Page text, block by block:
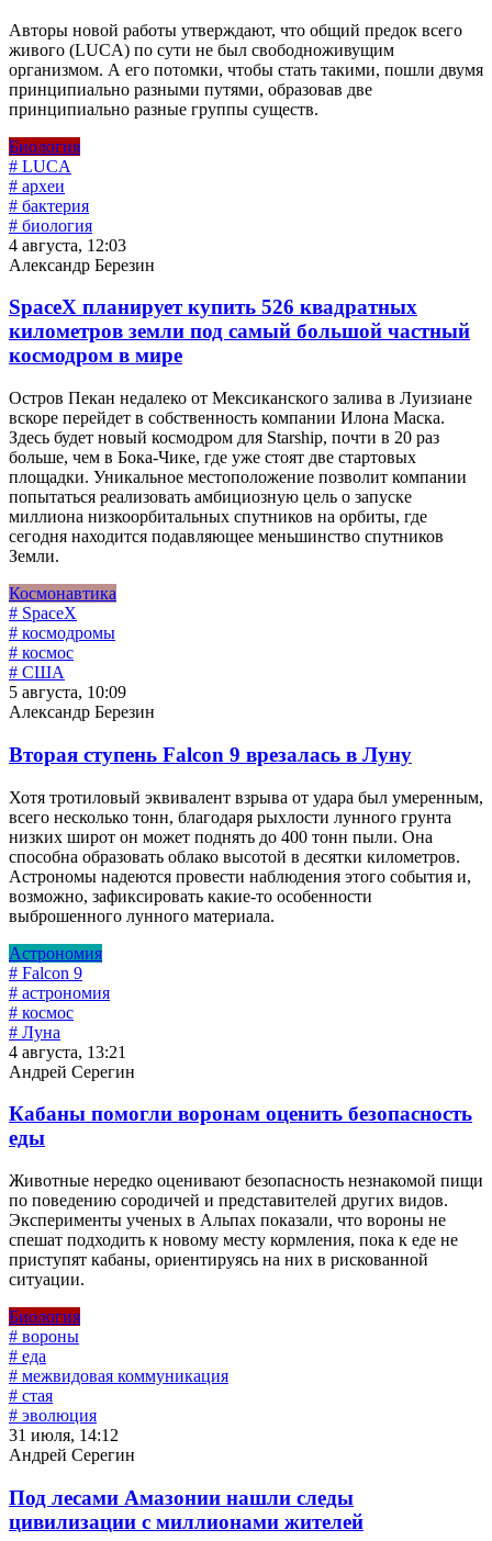
Авторы новой работы утверждают, что общий предок всего
живого (LUCA) по сути не был свободноживущим
организмом. А его потомки, чтобы стать такими, пошли двумя
принципиально разными путями, образовав две
принципиально разные группы существ.
Биология
# LUCA
# археи
# бактерия
# биология
4 августа, 12:03
Александр Березин
SpaceX планирует купить 526 квадратных
километров земли под самый большой частный
космодром в мире
Остров Пекан недалеко от Мексиканского залива в Луизиане
вскоре перейдет в собственность компании Илона Маска.
Здесь будет новый космодром для Starship, почти в 20 раз
больше, чем в Бока-Чике, где уже стоят две стартовых
площадки. Уникальное местоположение позволит компании
попытаться реализовать амбициозную цель о запуске
миллиона низкоорбитальных спутников на орбиты, где
сегодня находится подавляющее меньшинство спутников
Земли.
Космонавтика
# SpaceX
# космодромы
# космос
# США
5 августа, 10:09
Александр Березин
Вторая ступень Falcon 9 врезалась в Луну
Хотя тротиловый эквивалент взрыва от удара был умеренным,
всего несколько тонн, благодаря рыхлости лунного грунта
низких широт он может поднять до 400 тонн пыли. Она
способна образовать облако высотой в десятки километров.
Астрономы надеются провести наблюдения этого события и,
возможно, зафиксировать какие-то особенности
выброшенного лунного материала.
Астрономия
# Falcon 9
# астрономия
# космос
# Луна
4 августа, 13:21
Андрей Серегин
Кабаны помогли воронам оценить безопасность
еды
Животные нередко оценивают безопасность незнакомой пищи
по поведению сородичей и представителей других видов.
Эксперименты ученых в Альпах показали, что вороны не
спешат подходить к новому месту кормления, пока к еде не
приступят кабаны, ориентируясь на них в рискованной
ситуации.
Биология
# вороны
# еда
# межвидовая коммуникация
# стая
# эволюция
31 июля, 14:12
Андрей Серегин
Под лесами Амазонии нашли следы
цивилизации с миллионами жителей